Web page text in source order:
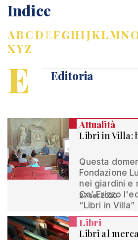
Indice
ABCDEFGHIJKLMN
XYZ
E Editoria
Attualità
Libri in Villa:
Questa
Fondazione
nei giardini e
Ca’ Erizzo
“Libri in Villa”
27 set 2020
Libri
Libri al